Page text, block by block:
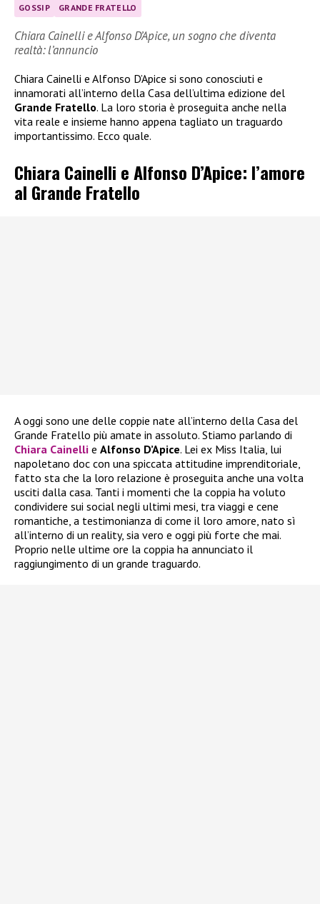
GOSSIP GRANDE FRATELLO
Chiara Cainelli e Alfonso D’Apice, un sogno che diventa
realtà: l’annuncio
Chiara Cainelli e Alfonso D’Apice si sono conosciuti e
innamorati all’interno della Casa dell’ultima edizione del
Grande Fratello. La loro storia è proseguita anche nella
vita reale e insieme hanno appena tagliato un traguardo
importantissimo. Ecco quale.
Chiara Cainelli e Alfonso D’Apice: l’amore
al Grande Fratello
A oggi sono une delle coppie nate all’interno della Casa del
Grande Fratello più amate in assoluto. Stiamo parlando di
Chiara Cainelli e Alfonso D’Apice. Lei ex Miss Italia, lui
napoletano doc con una spiccata attitudine imprenditoriale,
fatto sta che la loro relazione è proseguita anche una volta
usciti dalla casa. Tanti i momenti che la coppia ha voluto
condividere sui social negli ultimi mesi, tra viaggi e cene
romantiche, a testimonianza di come il loro amore, nato sì
all’interno di un reality, sia vero e oggi più forte che mai.
Proprio nelle ultime ore la coppia ha annunciato il
raggiungimento di un grande traguardo.